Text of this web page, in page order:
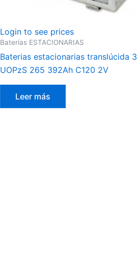
Login to see prices
Baterías ESTACIONARIAS
Baterias estacionarias translúcida 3
UOPzS 265 392Ah C120 2V
Leer más